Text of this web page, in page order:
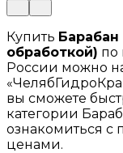
Купить Барабан
обработкой) по
России можно
вы сможете
категории
ознакомиться с
ценами.